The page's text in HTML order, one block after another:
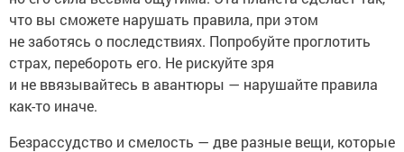
что вы сможете нарушать правила, при этом
не заботясь о последствиях. Попробуйте проглотить
страх, перебороть его. Не рискуйте зря
и не ввязывайтесь в авантюры — нарушайте правила
как-то иначе.
Безрассудство и смелость — две разные вещи, которые